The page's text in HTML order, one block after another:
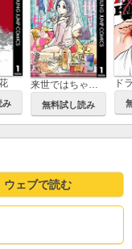
み 無料試し読み
ド
ウェブで読む